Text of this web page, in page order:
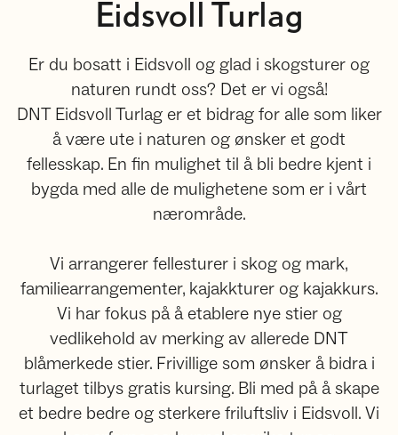
Eidsvoll Turlag
Er du bosatt i Eidsvoll og glad i skogsturer og
naturen rundt oss? Det er vi også!
DNT Eidsvoll Turlag er et bidrag for alle som liker
å være ute i naturen og ønsker et godt
fellesskap. En fin mulighet til å bli bedre kjent i
bygda med alle de mulighetene som er i vårt
nærområde.
Vi arrangerer fellesturer i skog og mark,
familiearrangementer, kajakkturer og kajakkurs.
Vi har fokus på å etablere nye stier og
vedlikehold av merking av allerede DNT
blåmerkede stier. Frivillige som ønsker å bidra i
turlaget tilbys gratis kursing. Bli med på å skape
et bedre bedre og sterkere friluftsliv i Eidsvoll. Vi